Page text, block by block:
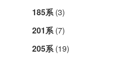
185系(3)
201系(7)
205系(19)